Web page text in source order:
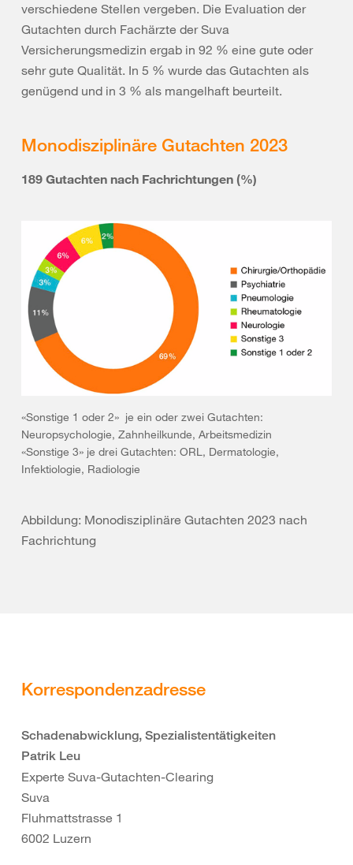
verschiedene Stellen vergeben. Die Evaluation der
Gutachten durch Fachärzte der Suva
Versicherungsmedizin ergab in 92 % eine gute oder
sehr gute Qualität. In 5 % wurde das Gutachten als
genügend und in 3 % als mangelhaft beurteilt.
Monodisziplinäre Gutachten 2023
189 Gutachten nach Fachrichtungen (%)
«Sonstige 1 oder 2» je ein oder zwei Gutachten:
Neuropsychologie, Zahnheilkunde, Arbeitsmedizin
«Sonstige 3» je drei Gutachten: ORL, Dermatologie,
Infektiologie, Radiologie
Abbildung: Monodisziplinäre Gutachten 2023 nach
Fachrichtung
Korrespondenzadresse
Schadenabwicklung, Spezialistentätigkeiten
Patrik Leu
Experte Suva-Gutachten-Clearing
Suva
Fluhmattstrasse 1
6002 Luzern